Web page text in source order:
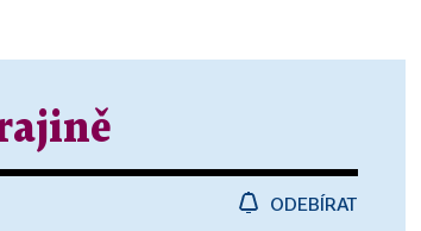
ODEBÍRAT